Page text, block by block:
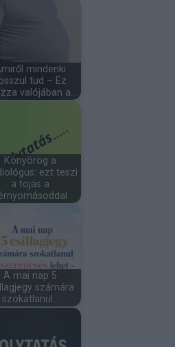
mindenki
tud – Ez
valójában a…
Könyörög a
ezt teszi
a tojás a
A mai nap 5
számára
szokatlanul…